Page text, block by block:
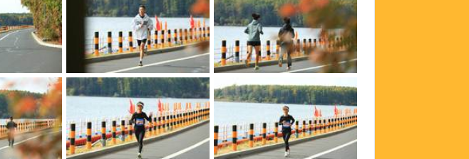
bedusQGQazj3c3QRs0uJmp4EnfHiijRlTnny8N5limzL5gmyBz7OO6eyOTvXU9lH bedusQGQazj3c3QRs0uJmk8n_hxVfkG44OWL7GmGOodbXo4UMq-z3ACOaR8QnHlv bedusQGQazj3c3QRs0uJmmlFoCORgQwSdQlchXYP32qvS9p3zBC5X45dSzcvGARL